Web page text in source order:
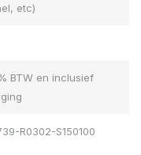
etc)
BTW en inclusief
R0302-S150100